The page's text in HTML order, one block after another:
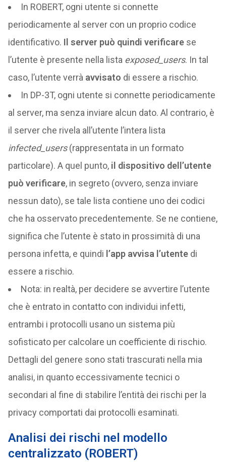
In ROBERT, ogni utente si connette
periodicamente al server con un proprio codice
identificativo. Il server può quindi verificarese
l’utente è presente nella lista exposed_users. In tal
caso, l’utente verrà avvisato di essere a rischio.
In DP-3T, ogni utente si connette periodicamente
al server, ma senza inviare alcun dato. Al contrario, è
il server che rivela all’utente l’intera lista
infected_users(rappresentata in un formato
particolare). A quel punto, il dispositivo dell’utente
può verificare, in segreto (ovvero, senza inviare
nessun dato), se tale lista contiene uno dei codici
che ha osservato precedentemente. Se ne contiene,
significa che l’utente è stato in prossimità di una
persona infetta, e quindi l’app avvisa l’utentedi
essere a rischio.
Nota: in realtà, per decidere se avvertire l’utente
che è entrato in contatto con individui infetti,
entrambi i protocolli usano un sistema più
sofisticato per calcolare un coefficiente di rischio.
Dettagli del genere sono stati trascurati nella mia
analisi, in quanto eccessivamente tecnici o
secondari al fine di stabilire l’entità dei rischi per la
privacy comportati dai protocolli esaminati.
Analisi dei rischi nel modello
centralizzato (ROBERT)